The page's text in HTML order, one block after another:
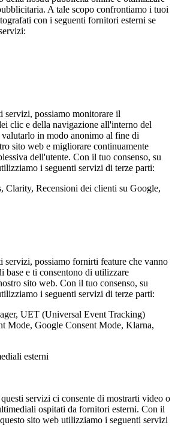
A tale scopo confrontiamo i tuoi
con i seguenti fornitori esterni se
servizi, possiamo monitorare il
clic e della navigazione all'interno del
in modo anonimo al fine di
sito web e migliorare continuamente
dell'utente. Con il tuo consenso, su
i seguenti servizi di terze parti:
Clarity, Recensioni dei clienti su Google,
servizi, possiamo fornirti feature che vanno
base e ti consentono di utilizzare
sito web. Con il tuo consenso, su
i seguenti servizi di terze parti:
UET (Universal Event Tracking)
Mode, Google Consent Mode, Klarna,
esterni
servizi ci consente di mostrarti video o
ospitati da fornitori esterni. Con il
sito web utilizziamo i seguenti servizi